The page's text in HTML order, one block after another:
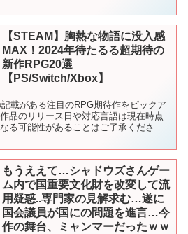
【STEAM】胸熱な物語に没入感
MAX！2024年待たるる超期待の
新作RPG20選
【PS/Switch/Xbox】
載がある注目のRPG期待作をピックア
品のリリース日や対応言語は現在時点
る可能性があることはご了承くださ
もうええて…シャドウズさんゲー
ム内で国重要文化財を改変して流
用疑惑..専門家の見解求む…遂に
国会議員が国にの問題を進言…今
作の舞台、ミャンマーだったｗｗ